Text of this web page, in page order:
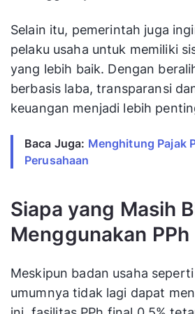
Selain itu, pemerintah juga
pelaku usaha untuk memiliki
yang lebih baik. Dengan
berbasis laba, transparansi
keuangan menjadi lebih
Baca Juga: Menghitung Pajak
Perusahaan
Siapa yang Masih
Menggunakan PPh
Meskipun badan usaha
umumnya tidak lagi dapat